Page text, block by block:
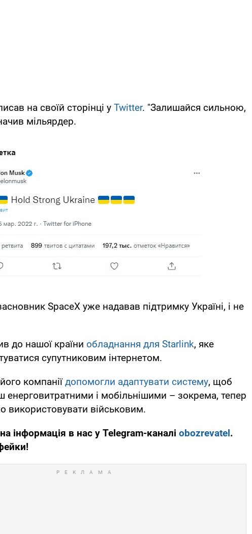
на своїй сторінці у Twitter. "Залишайся сильною,
мільярдер.
SpaceX уже надавав підтримку Україні, і не
до нашої країни обладнання для Starlink, яке
супутниковим інтернетом.
компаніїдопомогли адаптувати систему, щоб
енерговитратними і мобільнішими – зокрема, тепер
використовувати військовим.
інформація в нас у Telegram-каналі obozrevatel.